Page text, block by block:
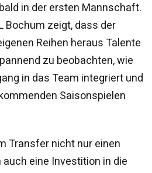
in der ersten Mannschaft.
Bochum zeigt, dass der
Reihen heraus Talente
zu beobachten, wie
in das Team integriert und
Saisonspielen
Transfer nicht nur einen
auch eine Investition in die